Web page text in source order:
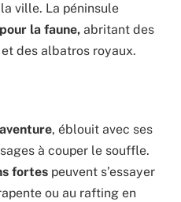
ville. La péninsule
la faune, abritant des
des albatros royaux.
, éblouit avec ses
à couper le souffle.
fortes peuvent s’essayer
ou au rafting en